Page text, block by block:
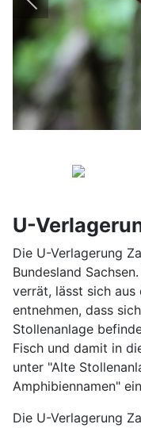
U-
Die U-Verlagerung
Bundesland
verrät, lässt sich
entnehmen, dass
Stollenanlage
Fisch und damit in
unter "Alte
Amphibiennamen"
Die U-Verlagerung